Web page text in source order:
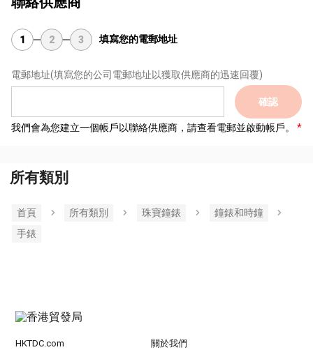
1 2 3 填寫您的電郵地址
電郵地址(填寫您的公司電郵地址以獲取供應商的迅速回覆)
確認
我們會為您建立一個帳戶以聯絡供應商，請查看電郵並啟動帳戶。
所有類別
首頁 所有類別 珠寶鐘錶
鐘錶和時鐘
手錶
HKTDC.com 關於我們